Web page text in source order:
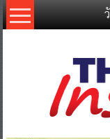
Skip
to